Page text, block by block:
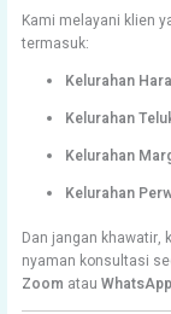
Kami melayani klien
termasuk:
Kelurahan
Kelurahan
Kelurahan
Kelurahan
Dan jangan khawatir,
nyaman konsultasi
Zoom atauWhatsApp